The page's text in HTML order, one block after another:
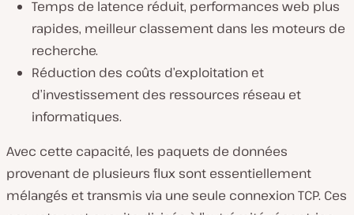
Temps de latence réduit, performances web plus
rapides, meilleur classement dans les moteurs de
recherche.
Réduction des coûts d’exploitation et
d’investissement des ressources réseau et
informatiques.
Avec cette capacité, les paquets de données
provenant de plusieurs flux sont essentiellement
mélangés et transmis via une seule connexion TCP. Ces